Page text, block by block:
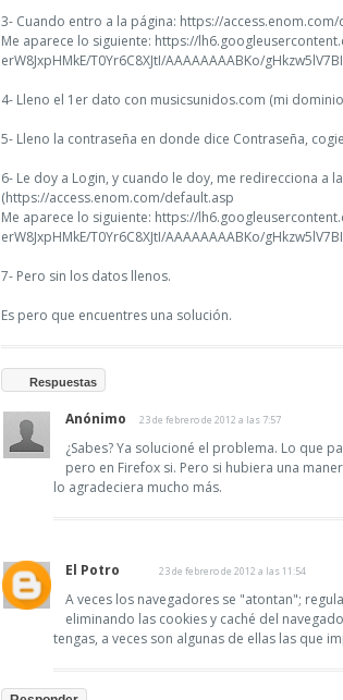
3- Cuando entro a la página: https://
Me aparece lo siguiente: https://
erW8JxpHMkE/T0Yr6C8XJtI/AAAAAAAABKo/
4- Lleno el 1er dato con musicsunidos.com (mi
5- Lleno la contraseña en donde dice Contraseña,
6- Le doy a Login, y cuando le doy, me redirecciona a
(https://access.enom.com/default.asp
Me aparece lo siguiente: https://
erW8JxpHMkE/T0Yr6C8XJtI/AAAAAAAABKo/
7- Pero sin los datos llenos.
Es pero que encuentres una solución.
Respuestas
Anónimo 23 de febrero de 2012 a las 7:57
¿Sabes? Ya solucioné el problema. Lo que
pero en Firefox si. Pero si hubiera una
lo agradeciera mucho más.
El Potro 23 de febrero de 2012 a las 11:54
A veces los navegadores se "atontan";
eliminando las cookies y caché del
tengas, a veces son algunas de ellas las que